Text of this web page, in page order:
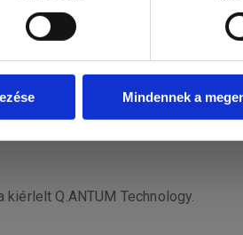
Mindennek a
tanúsítottak.
Q.ANTUM Technology.